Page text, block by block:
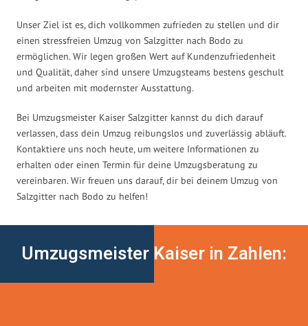
Unser Ziel ist es, dich vollkommen zufrieden zu stellen und dir
einen stressfreien Umzug von Salzgitter nach Bodo zu
ermöglichen. Wir legen großen Wert auf Kundenzufriedenheit
und Qualität, daher sind unsere Umzugsteams bestens geschult
und arbeiten mit modernster Ausstattung.
Bei Umzugsmeister Kaiser Salzgitter kannst du dich darauf
verlassen, dass dein Umzug reibungslos und zuverlässig abläuft.
Kontaktiere uns noch heute, um weitere Informationen zu
erhalten oder einen Termin für deine Umzugsberatung zu
vereinbaren. Wir freuen uns darauf, dir bei deinem Umzug von
Salzgitter nach Bodo zu helfen!
Umzugsmeister Kaiser in Zahlen: